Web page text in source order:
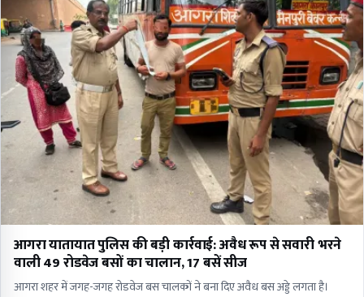
आगरा यातायात पुलिस की बड़ी कार्रवाई: अवैध रूप से सवारी भरने
वाली 49 रोडवेज बसों का चालान, 17 बसें सीज
आगरा शहर में जगह-जगह रोडवेज बस चालकों ने बना दिए अवैध बस अड्डे लगता है।